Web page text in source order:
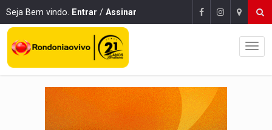
Seja Bem vindo. Entrar / Assinar